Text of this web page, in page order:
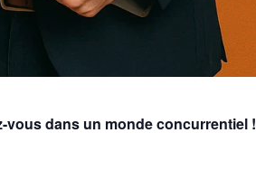
vous dans un monde concurrentiel !